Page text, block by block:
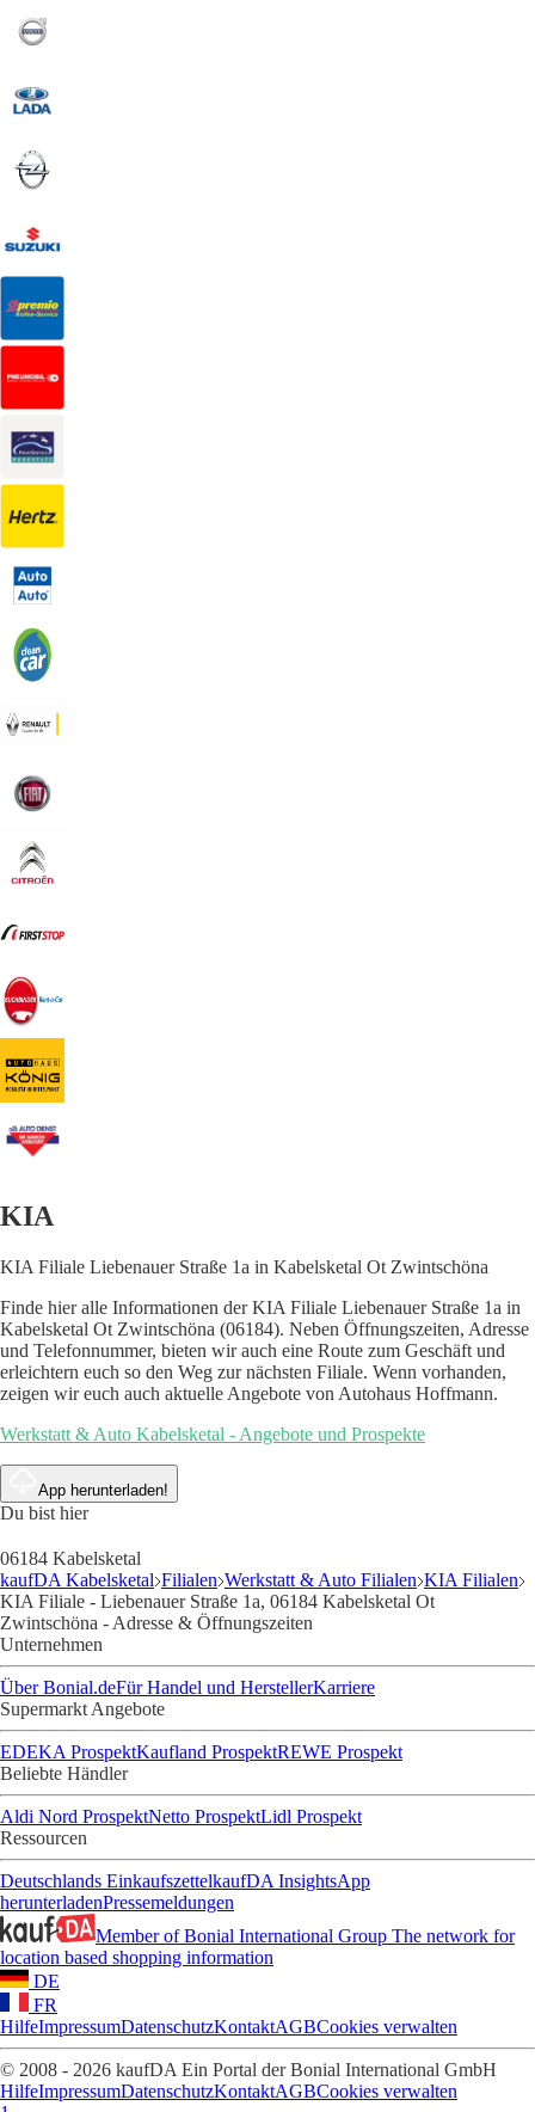
KIA
KIA Filiale Liebenauer Straße 1a in Kabelsketal Ot Zwintschöna
Finde hier alle Informationen der KIA Filiale Liebenauer Straße 1a in
Kabelsketal Ot Zwintschöna (06184). Neben Öffnungszeiten, Adresse
und Telefonnummer, bieten wir auch eine Route zum Geschäft und
erleichtern euch so den Weg zur nächsten Filiale. Wenn vorhanden,
zeigen wir euch auch aktuelle Angebote von Autohaus Hoffmann.
Werkstatt & Auto Kabelsketal - Angebote und Prospekte
App herunterladen!
Du bist hier
06184 Kabelsketal
kaufDA Kabelsketal Filialen Werkstatt & Auto Filialen KIA Filialen
KIA Filiale - Liebenauer Straße 1a, 06184 Kabelsketal Ot
Zwintschöna - Adresse & Öffnungszeiten
Unternehmen
Über Bonial.deFür Handel und HerstellerKarriere
Supermarkt Angebote
EDEKA ProspektKaufland ProspektREWE Prospekt
Beliebte Händler
Aldi Nord ProspektNetto ProspektLidl Prospekt
Ressourcen
Deutschlands EinkaufszettelkaufDA InsightsApp
herunterladenPressemeldungen
Member of Bonial International Group The network for
location based shopping information
DE
FR
HilfeImpressumDatenschutzKontaktAGBCookies verwalten
© 2008 - 2026 kaufDA Ein Portal der Bonial International GmbH
HilfeImpressumDatenschutzKontaktAGBCookies verwalten